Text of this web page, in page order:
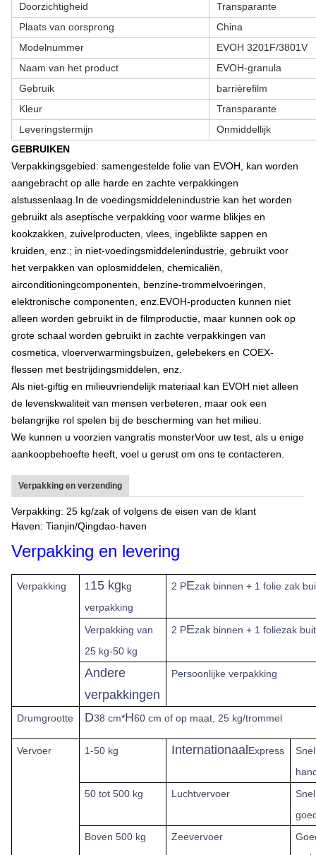
Doorzichtigheid
Transparante
Plaats van oorsprong
China
Modelnummer
EVOH 3201F/3801V
Naam van het product
EVOH-granula
Gebruik
barrièrefilm
Kleur
Transparante
Leveringstermijn
Onmiddellijk
GEBRUIKEN
Verpakkingsgebied: samengestelde folie van EVOH, kan worden
aangebracht op alle harde en zachte verpakkingen
alstussenlaag. In de voedingsmiddelenindustrie kan het worden
gebruikt als aseptische verpakking voor warme blikjes en
kookzakken, zuivelproducten, vlees, ingeblikte sappen en
kruiden, enz.; in niet-voedingsmiddelenindustrie , gebruikt voor
het verpakken van oplosmiddelen, chemicaliën,
airconditioningcomponenten, benzine-trommelvoeringen,
elektronische componenten, enz. EVOH-producten kunnen niet
alleen worden gebruikt in de filmproductie, maar kunnen ook op
grote schaal worden gebruikt in zachte verpakkingen van
cosmetica, vloerverwarmingsbuizen, gelebekers en COEX-
flessen met bestrijdingsmiddelen, enz.
Als niet-giftig en milieuvriendelijk materiaal kan EVOH niet alleen
de levenskwaliteit van mensen verbeteren, maar ook een
belangrijke rol spelen bij de bescherming van het milieu.
We kunnen u voorzien vangratis monsterVoor uw test, als u enige
aankoopbehoefte heeft, voel u gerust om ons te contacteren.
Verpakking en verzending
Verpakking: 25 kg/zak of volgens de eisen van de klant
Haven: Tianjin/Qingdao-haven
Verpakking en levering
Verpakking 1 15 kgkg
verpakking
2 PEzak binnen + 1 folie zak
Verpakking van
25 kg-50 kg
2 PEzak binnen + 1 foliezak
Andere
verpakkingen
Persoonlijke verpakking
Drumgrootte D38 cm*H60 cm of op maat, 25 kg/trommel
Vervoer 1-50 kg Internationaal Express
50 tot 500 kg
Luchtvervoer
Boven 500 kg Zeevervoer